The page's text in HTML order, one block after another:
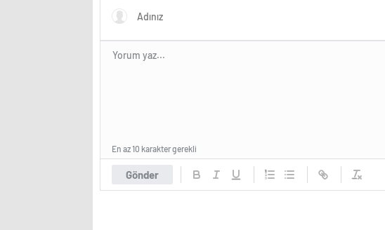
Gönder
En az 10 karakter gerekli